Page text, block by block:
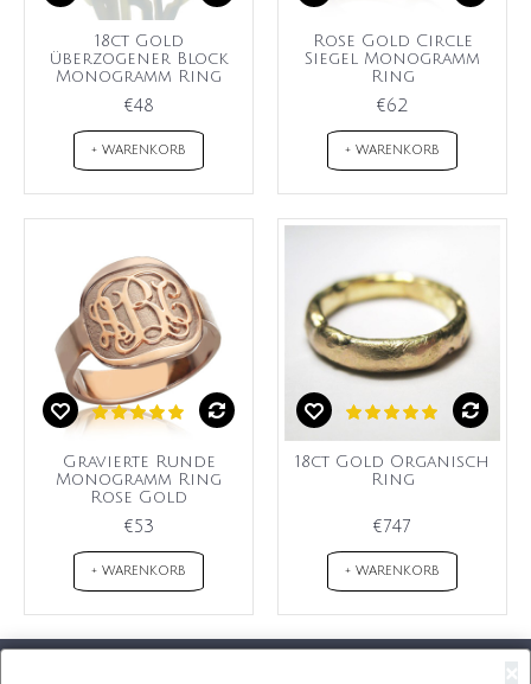
18ct Gold
überzogener Block
Monogramm Ring
€48
+ WARENKORB
Rose Gold Circle
Siegel Monogramm
Ring
€62
+ WARENKORB
Gravierte Runde
Monogramm Ring
Rose Gold
€53
+ WARENKORB
18ct Gold Organisch
Ring
€747
+ WARENKORB